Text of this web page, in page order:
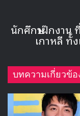
แล้วรอติดตามการโ
ไตเติ้ล ‘Sweet